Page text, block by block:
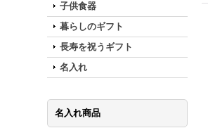
子供食器
暮らしのギフト
長寿を祝うギフト
名入れ
名入れ商品